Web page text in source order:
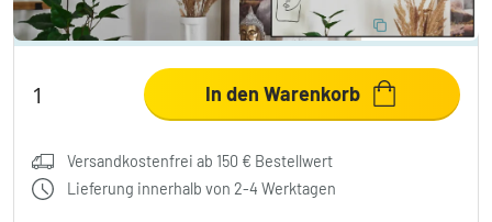
10% RABATT EXTRA : Code: LIGHT
In den Warenkorb
Versandkostenfrei ab 150 € Bestellwert
Lieferung innerhalb von 2-4 Werktagen